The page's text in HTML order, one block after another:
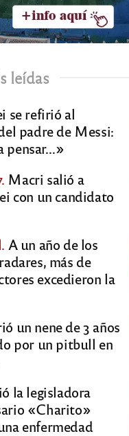
leídas
se refirió al
padre de Messi:
pensar…»
Macri salió a
con un candidato
A un año de los
más de
excedieron la
un nene de 3 años
por un pitbull en
la legisladora
«Charito»
enfermedad